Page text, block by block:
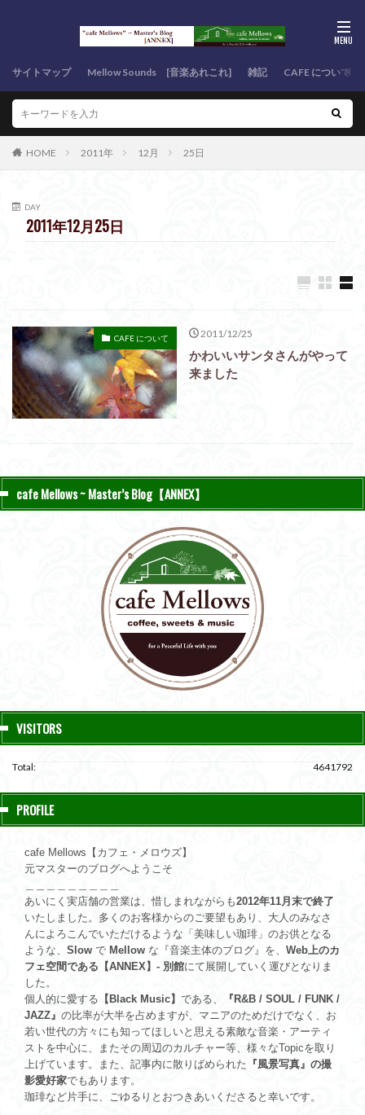
サイトマップ Mellow Sounds [音楽あれこれ] 雑記 CAFE について
HOME 2011年 12月 25日
DAY
2011年12月25日
CAFE について 2011/12/25
かわいいサンタさんがやって
来ました
cafe Mellows ~ Master’s Blog【ANNEX】
VISITORS
4641792
Total:
PROFILE
cafe Mellows【カフェ・メロウズ】
元マスターのブログへようこそ
あいにく実店舗の営業は、惜しまれながらも2012年11月末で終了
いたしました。多くのお客様からのご要望もあり、大人のみなさ
んによろこんでいただけるような「美味しい珈琲」のお供となる
ような、 Slow で Mellow な『音楽主体のブログ』を、 Web上のカ
フェ空間である【ANNEX】- 別館にて展開していく運びとなりま
した。
個人的に愛する 【Black Music】 である、
『R&B / SOUL / FUNK /
JAZZ』 の比率が大半を占めますが、マニアのためだけでなく、お
若い世代の方々にも知ってほしいと思える素敵な音楽・アーティ
ストを中心に、またその周辺のカルチャー等、様々なTopicを取り
上げています。また、記事内に散りばめられた 『風景写真』の撮
影愛好家でもあります。
珈琲など片手に、ごゆるりとおつきあいくださると幸いです。